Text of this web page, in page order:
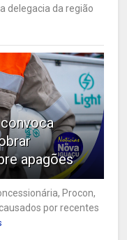
delegacia da região
apagões
Procon,
por recentes